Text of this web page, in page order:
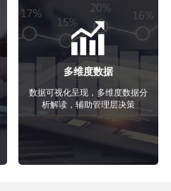
多维度数据
数据可视化呈现，多维度数据分
析解读，辅助管理层决策